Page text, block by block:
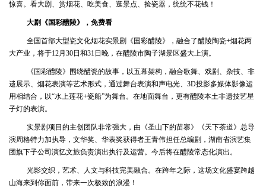
惊喜。看大剧、赏烟花、吃美食、逛景点、捡瓷器，统统不花钱！
大剧《国彩醴陵》，免费看
全国首部大型瓷文化烟花实景剧《国彩醴陵》，融合了醴陵陶瓷+烟花两
大产业，将于12月30日和31日晚，在醴陵市陶子湖景区盛大上演。
《国彩醴陵》围绕醴瓷的故事，以五幕架构，融合歌舞、戏剧、杂技、非
遗展示、烟花表演等艺术形式，通过舞台表演和声电光、3D投影多媒体影像运
用相结合，以“水上莲花+瓷船”为舞台。在地面舞台，更有醴陵本土非遗技艺星
子灯的表演。
实景剧项目的主创团队非常强大，由《圣山下的苗寨》《天下茶道》总导
演周格特力加执导，文华奖、华表奖获得者王青伟担任总编剧，湖南省演艺集
团旗下子公司演忆文旅负责演出执行及运营。今后将在醴陵常态化演出。
光影交织，艺术、人文与科技完美融合。在跨年之际，这场文化盛宴跨越
山海来到你面前，带来一次极致的浪漫！